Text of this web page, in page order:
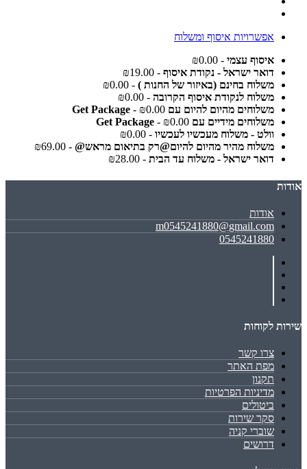
אפשרויות איסוף ומשלוח
איסוף עצמי - ₪0.00
דואר ישראל - נקודת איסוף - ₪19.00
משלוח בחינם (באיזור של החנות ) - ₪0.00
משלוח לנקודת איסוף הקרובה - ₪0.00
משלוחים מהיום להיום עם Get Package - ₪0.00
משלוחים מידיים עם Get Package - ₪0.00
וולט - משלוח מעכשיו לעכשיו - ₪0.00
משלוח מהיר מהיום להיום@רק בתיאום מראש@ - ₪69.00
דואר ישראל - משלוח עד הבית - ₪28.00
אודות
אודות
m0545241880@gmail.com
0545241880
שירות לקוחות
צרו קשר
מפת האתר
תקנון
מדיניות הפרטיות
ביטולים
סקר שירות
שוברי קניה
דרושים